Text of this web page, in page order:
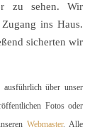
zu sehen. Wir
ins Haus.
sicherten wir
über unser
Fotos oder
Webmaster. Alle